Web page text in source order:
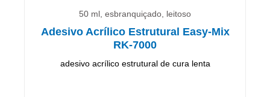
50 ml, esbranquiçado, leitoso
Adesivo Acrílico Estrutural Easy-Mix
RK-7000
adesivo acrílico estrutural de cura lenta